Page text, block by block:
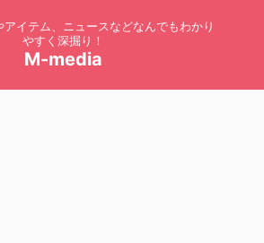
イテム、ニュースなどなんでもわかり
やすく深掘り！
M-media